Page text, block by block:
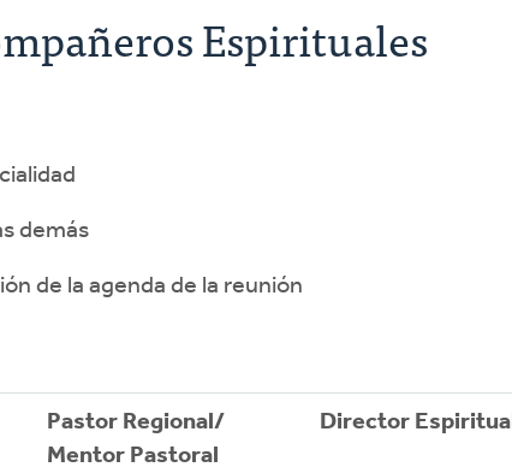
Espirituales
demás
de la agenda de la reunión
Pastor Regional/
Mentor Pastoral
Director Espiritual